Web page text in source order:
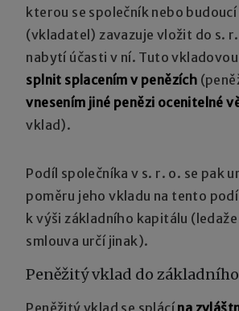
kterou se společník nebo
(vkladatel) zavazuje vložit do s. r.
nabytí účasti v ní. Tuto
splnit splacením v penězích
vnesením jiné penězi ocenitelné
vklad).
Podíl společníka v s. r. o. se pak
poměru jeho vkladu na tento
k výši základního kapitálu
smlouva určí jinak).
Peněžitý vklad do
Peněžitý vklad se splácí na